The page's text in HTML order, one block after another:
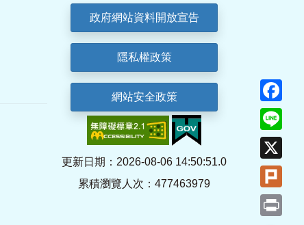
政府網站資料開放宣告
隱私權政策
網站安全政策
更新日期：2026-08-06 14:50:51.0
累積瀏覽人次：477463979